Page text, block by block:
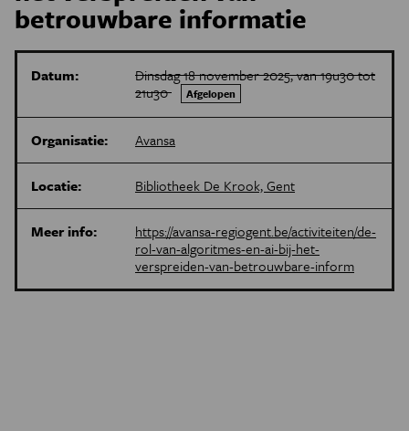
betrouwbare informatie
Datum:
Dinsdag 18 november 2025, van 19u30 tot
21u30
Afgelopen
Organisatie: Avansa
Locatie: Bibliotheek De Krook, Gent
Meer info:
https://avansa-regiogent.be/activiteiten/de-
rol-van-algoritmes-en-ai-bij-het-
verspreiden-van-betrouwbare-inform